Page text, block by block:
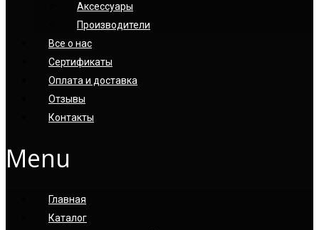
Аксессуары
Производители
Все о нас
Сертификаты
Оплата и доставка
Отзывы
Контакты
Menu
Главная
Каталог